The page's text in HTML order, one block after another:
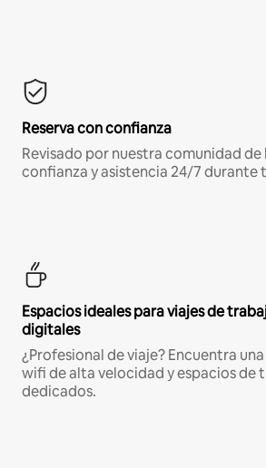
Reserva con confianza
Revisado por nuestra comunidad de
confianza y asistencia 24/7 durante
Espacios ideales para viajes de
digitales
¿Profesional de viaje? Encuentra
wifi de alta velocidad y espacios de
dedicados.